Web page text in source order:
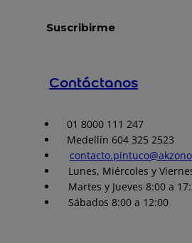
Contáctanos
01 8000 111 247
Medellín 604 325 2523
Lunes, Miércoles y
Martes y Jueves 8:00 a
Sábados 8:00 a 12:00